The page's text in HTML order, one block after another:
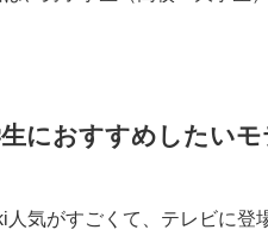
におすすめしたい
気がすごくて、テレビに登